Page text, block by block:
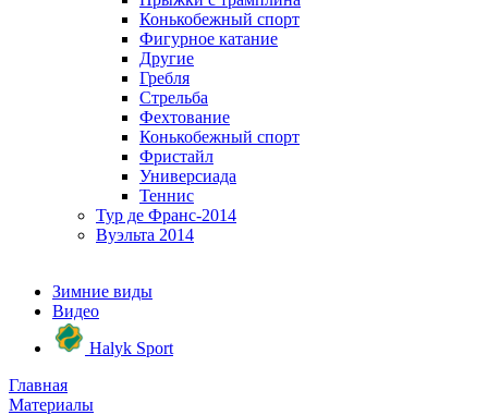
Конькобежный спорт
Фигурное катание
Другие
Гребля
Стрельба
Фехтование
Конькобежный спорт
Фристайл
Универсиада
Теннис
Тур де Франс-2014
Вуэльта 2014
Зимние виды
Видео
Halyk Sport
Главная
Материалы